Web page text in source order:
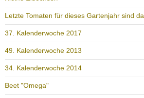
Letzte Tomaten für dieses Gartenjahr sind da
37. Kalenderwoche 2017
49. Kalenderwoche 2013
34. Kalenderwoche 2014
Beet "Omega"